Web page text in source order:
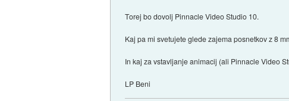
Torej bo dovolj Pinnacle Video Studio 10.
Kaj pa mi svetujete glede zajema posnetkov z 8
In kaj za vstavljanje animacij (ali Pinnacle Video
LP Beni